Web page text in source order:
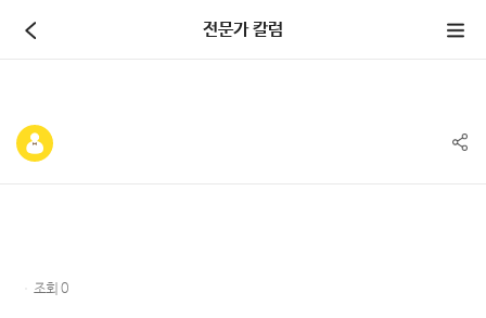
전체메뉴 바로가기
전문가 칼럼
조회0